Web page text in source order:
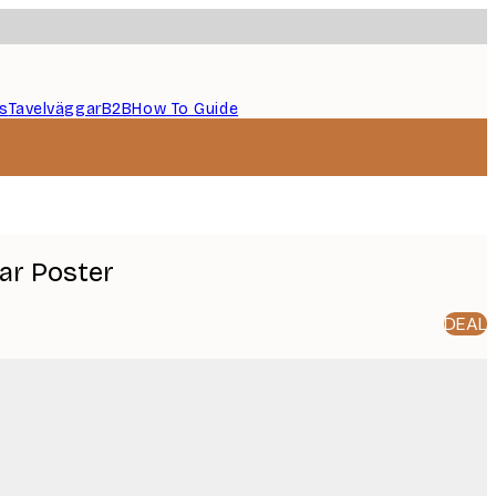
TavelväggarB2BHow To Guide
Poster
DEAL